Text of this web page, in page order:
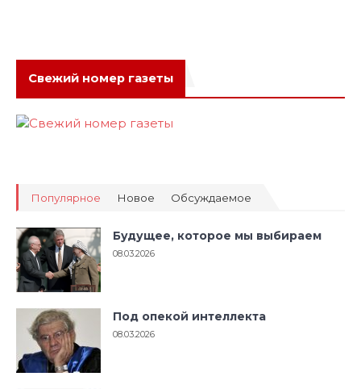
Свежий номер газеты
Популярное Новое Обсуждаемое
Будущее, которое мы выбираем
08.03.2026
Под опекой интеллекта
08.03.2026